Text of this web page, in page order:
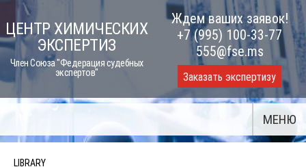
Skip
to
content
ЦЕНТР ХИМИЧЕСКИХ
ЭКСПЕРТИЗ
Член Союза "Федерация судебных
экспертов"
Ждем ваших заявок!
+7 (995) 100-33-77
555@fse.ms
Заказать экспертизу
МЕНЮ
LIBRARY